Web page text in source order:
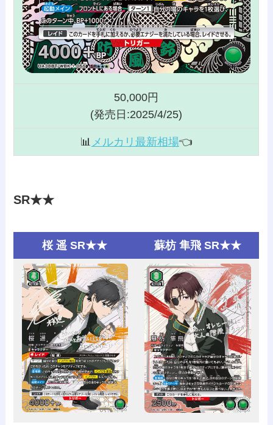
50,000円
(発売日:2025/4/25)
📊 メルカリ最新相場👈️
SR★★
桜 遥 SR★★ 蘇枋 隼飛 SR★★